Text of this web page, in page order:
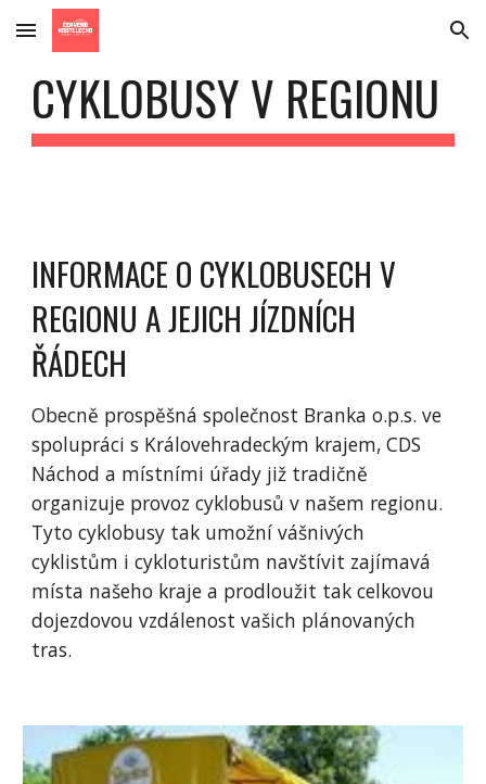
Skip to main content Skip to navigation
CYKLOBUSY V REGIONU
INFORMACE O CYKLOBUSECH V
REGIONU A JEJICH JÍZDNÍCH
ŘÁDECH
Obecně prospěšná společnost Branka o.p.s. ve
spolupráci s Královehradeckým krajem, CDS
Náchod a místními úřady již tradičně
organizuje provoz cyklobusů v našem regionu.
Tyto cyklobusy tak umožní vášnivých
cyklistům i cykloturistům navštívit zajímavá
místa našeho kraje a prodloužit tak celkovou
dojezdovou vzdálenost vašich plánovaných
tras.